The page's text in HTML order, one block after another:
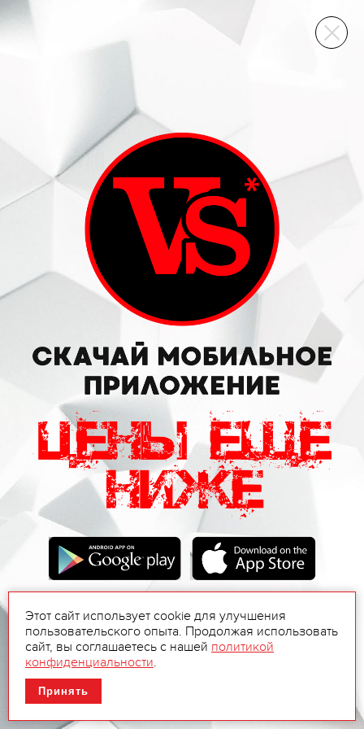
ВИННЫЙ СКЛАД
Этот сайт использует cookie для улучшения
пользовательского опыта. Продолжая использовать
сайт, вы соглашаетесь с нашей политикой
конфиденциальности.
Принять